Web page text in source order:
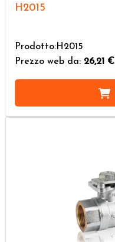
H2015
Prodotto:H2015
Prezzo web da: 26,21 €